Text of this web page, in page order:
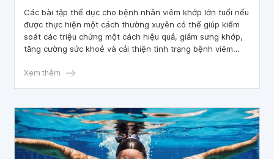
Các bài tập thể dục cho bệnh nhân viêm khớp lớn tuổi nếu
được thực hiện một cách thường xuyên có thể giúp kiểm
soát các triệu chứng một cách hiệu quả, giảm sưng khớp,
tăng cường sức khoẻ và cải thiện tình trạng bệnh viêm
dưới đây để hỗ trợ sức khoẻ tốt hơn nhé!
Xem thêm